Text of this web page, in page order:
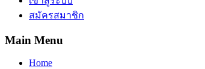
สมัครสมาชิก
Main Menu
Home